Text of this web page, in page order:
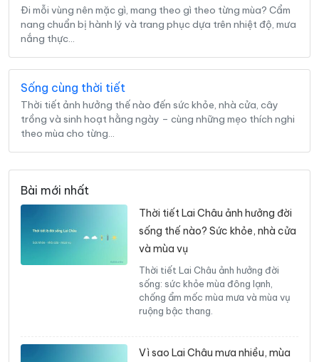
Đi mỗi vùng nên mặc gì, mang theo gì theo từng mùa? Cẩm
nang chuẩn bị hành lý và trang phục dựa trên nhiệt độ, mưa
nắng thực…
Sống cùng thời tiết
Thời tiết ảnh hưởng thế nào đến sức khỏe, nhà cửa, cây
trồng và sinh hoạt hằng ngày – cùng những mẹo thích nghi
theo mùa cho từng…
Bài mới nhất
Thời tiết Lai Châu ảnh hưởng đời
sống thế nào? Sức khỏe, nhà cửa
và mùa vụ
Thời tiết Lai Châu ảnh hưởng đời
sống: sức khỏe mùa đông lạnh,
chống ẩm mốc mùa mưa và mùa vụ
ruộng bậc thang.
Vì sao Lai Châu mưa nhiều, mùa